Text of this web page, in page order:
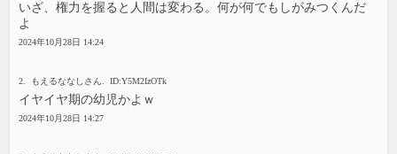
いざ、権力を握ると人間は変わる。何が何でもしがみつくんだ
よ
2024年10月28日 14:24
2. もえるななしさん. ID:Y5M2IzOTk
イヤイヤ期の幼児かよｗ
2024年10月28日 14:27